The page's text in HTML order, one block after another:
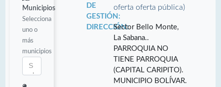
Municipios
Selecciona
uno o
más
municipios
DE
GESTIÓN:
oferta oferta pública)
DIRECCIÓN:Sector Bello Monte,
La Sabana..
PARROQUIA NO
TIENE PARROQUIA
(CAPITAL CARIPITO).
MUNICIPIO BOLÍVAR.